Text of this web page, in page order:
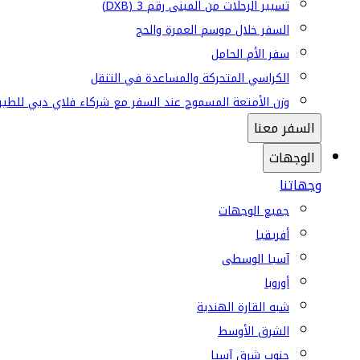
تسيير الرحلات من المبنى رقم 3 (DXB)
السفر خلال موسم العمرة والحج
سفر الأم الحامل
الكراسي المتحركة والمساعدة في التنقل
وزن الأمتعة المسموح عند السفر مع شركاء فلاي دبي
السفر معنا
الوجهات
وجهاتنا
جميع الوجهات
أفريقيا
آسيا الوسطى
أوروبا
شبه القارة الهندية
الشرق الأوسط
جنوب شرق آسيا